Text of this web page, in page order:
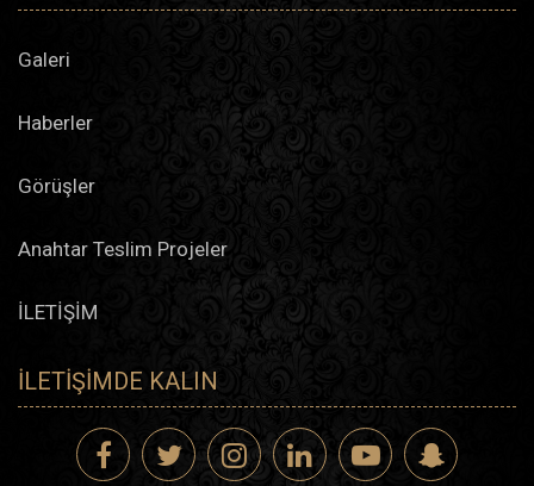
Galeri
Haberler
Görüşler
Anahtar Teslim Projeler
İLETİŞİM
İLETIŞIMDE KALIN